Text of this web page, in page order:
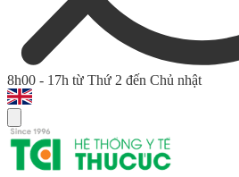
8h00 - 17h từ Thứ 2 đến Chủ nhật